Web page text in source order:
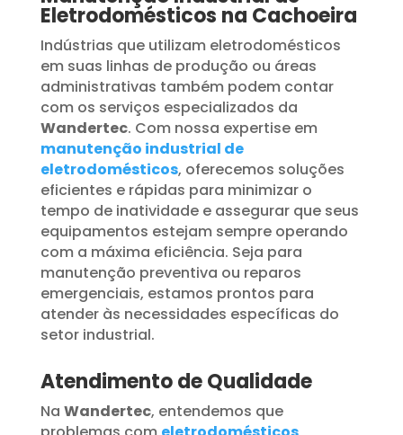
Eletrodomésticos na Cachoeira
Indústrias que utilizam eletrodomésticos
em suas linhas de produção ou áreas
administrativas também podem contar
com os serviços especializados da
Wandertec. Com nossa expertise em
manutenção industrial de
eletrodomésticos, oferecemos soluções
eficientes e rápidas para minimizar o
tempo de inatividade e assegurar que seus
equipamentos estejam sempre operando
com a máxima eficiência. Seja para
manutenção preventiva ou reparos
emergenciais, estamos prontos para
atender às necessidades específicas do
setor industrial.
Atendimento de Qualidade
Na Wandertec, entendemos que